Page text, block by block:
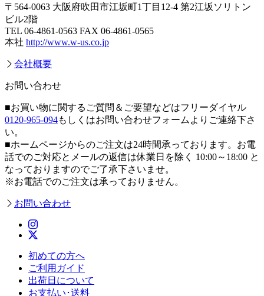
〒564-0063 大阪府吹田市江坂町1丁目12-4 第2江坂ソリトン
ビル2階
TEL 06-4861-0563 FAX 06-4861-0565
本社 http://www.w-us.co.jp
会社概要
お問い合わせ
■お買い物に関するご質問＆ご要望などはフリーダイヤル
0120-965-094もしくはお問い合わせフォームよりご連絡下さ
い。
■ホームページからのご注文は24時間承っております。お電
話でのご対応とメールの返信は休業日を除く 10:00～18:00 と
なっておりますのでご了承下さいませ。
※お電話でのご注文は承っておりません。
お問い合わせ
初めての方へ
ご利用ガイド
出荷日について
お支払い･送料